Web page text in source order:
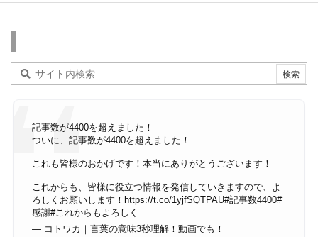
記事数が4400を超えました！
ついに、記事数が4400を超えました！
これも皆様のおかげです！本当にありがとうございます！
これからも、皆様に役立つ情報を発信していきますので、よ
ろしくお願いします！ https://t.co/1yjfSQTPAU#記事数4400#
感謝#これからもよろしく
— コトワカ｜言葉の意味3秒理解！動画でも！